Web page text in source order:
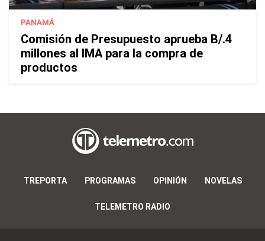
PANAMÁ
Comisión de Presupuesto aprueba B/.4
millones al IMA para la compra de
productos
TREPORTA PROGRAMAS OPINIÓN NOVELAS
TELEMETRO RADIO